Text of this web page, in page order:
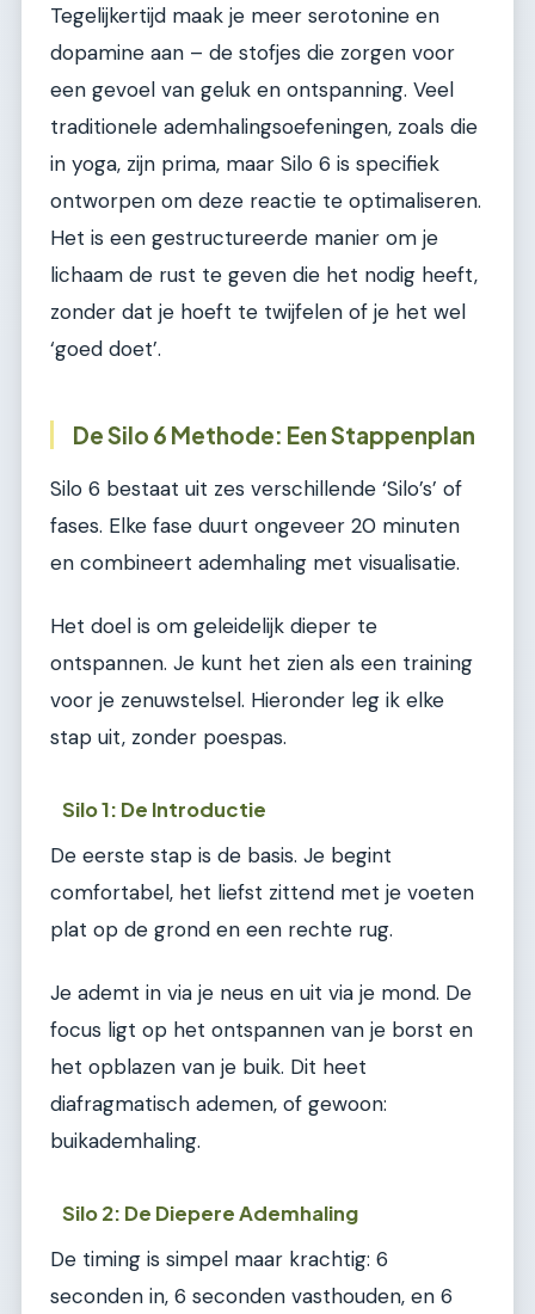
Tegelijkertijd maak je meer serotonine en
dopamine aan – de stofjes die zorgen voor
een gevoel van geluk en ontspanning. Veel
traditionele ademhalingsoefeningen, zoals die
in yoga, zijn prima, maar Silo 6 is specifiek
ontworpen om deze reactie te optimaliseren.
Het is een gestructureerde manier om je
lichaam de rust te geven die het nodig heeft,
zonder dat je hoeft te twijfelen of je het wel
‘goed doet’.
De Silo 6 Methode: Een Stappenplan
Silo 6 bestaat uit zes verschillende ‘Silo’s’ of
fases. Elke fase duurt ongeveer 20 minuten
en combineert ademhaling met visualisatie.
Het doel is om geleidelijk dieper te
ontspannen. Je kunt het zien als een training
voor je zenuwstelsel. Hieronder leg ik elke
stap uit, zonder poespas.
Silo 1: De Introductie
De eerste stap is de basis. Je begint
comfortabel, het liefst zittend met je voeten
plat op de grond en een rechte rug.
Je ademt in via je neus en uit via je mond. De
focus ligt op het ontspannen van je borst en
het opblazen van je buik. Dit heet
diafragmatisch ademen, of gewoon:
buikademhaling.
Silo 2: De Diepere Ademhaling
De timing is simpel maar krachtig: 6
seconden in, 6 seconden vasthouden, en 6